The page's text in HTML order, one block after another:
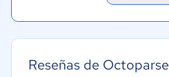
Reseñas de Octoparse